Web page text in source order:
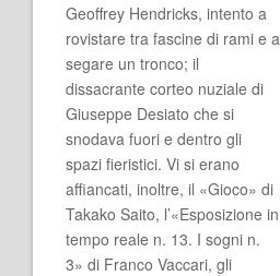
Geoffrey Hendricks, intento a
rovistare tra fascine di rami e a
segare un tronco; il
dissacrante corteo nuziale di
Giuseppe Desiato che si
snodava fuori e dentro gli
spazi fieristici. Vi si erano
affiancati, inoltre, il «Gioco» di
Takako Saito, l’«Esposizione in
tempo reale n. 13. I sogni n.
3» di Franco Vaccari, gli